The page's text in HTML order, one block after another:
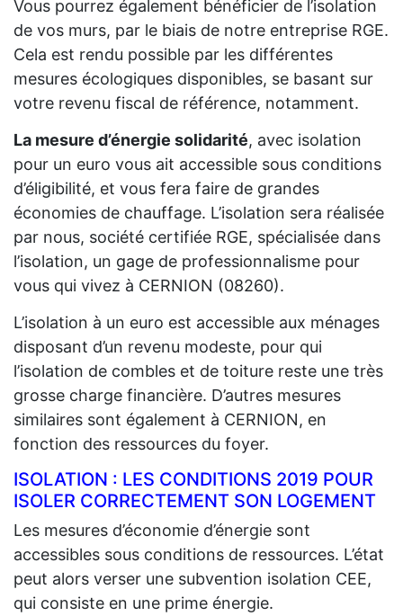
Vous pourrez également bénéficier de l’isolation
de vos murs, par le biais de notre entreprise RGE.
Cela est rendu possible par les différentes
mesures écologiques disponibles, se basant sur
votre revenu fiscal de référence, notamment.
La mesure d’énergie solidarité, avec isolation
pour un euro vous ait accessible sous conditions
d’éligibilité, et vous fera faire de grandes
économies de chauffage. L’isolation sera réalisée
par nous, société certifiée RGE, spécialisée dans
l’isolation, un gage de professionnalisme pour
vous qui vivez à CERNION (08260).
L’isolation à un euro est accessible aux ménages
disposant d’un revenu modeste, pour qui
l’isolation de combles et de toiture reste une très
grosse charge financière. D’autres mesures
similaires sont également à CERNION, en
fonction des ressources du foyer.
ISOLATION : LES CONDITIONS 2019 POUR
ISOLER CORRECTEMENT SON LOGEMENT
Les mesures d’économie d’énergie sont
accessibles sous conditions de ressources. L’état
peut alors verser une subvention isolation CEE,
qui consiste en une prime énergie.